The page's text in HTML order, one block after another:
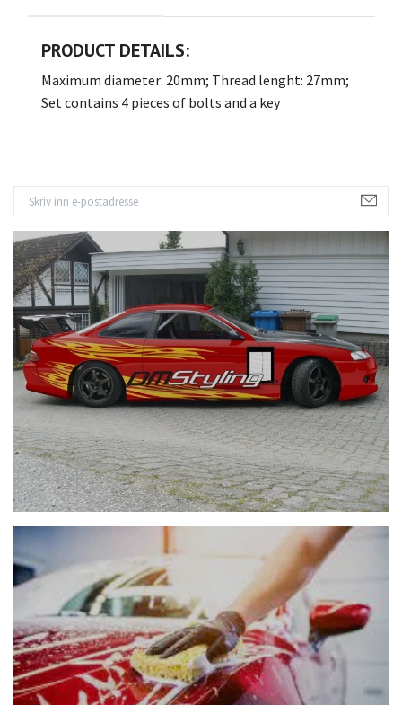
PRODUCT DETAILS:
Maximum diameter: 20mm; Thread lenght: 27mm;
Set contains 4 pieces of bolts and a key